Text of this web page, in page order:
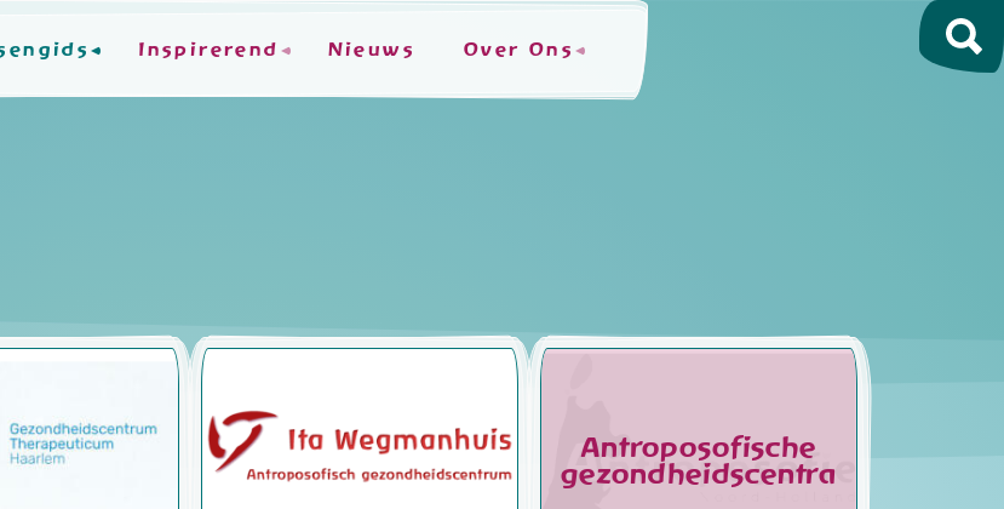
Inspirerend Nieuws Over Ons
Antroposofische
gezondheidscentra